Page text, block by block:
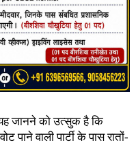
जानने को उत्सुक है कि
वाली पार्टी के पास रातों-